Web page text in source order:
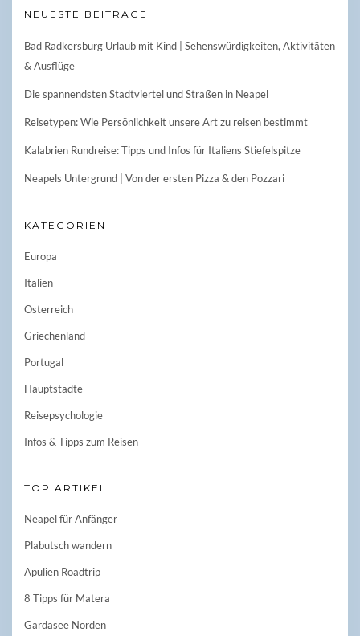
NEUESTE BEITRÄGE
Bad Radkersburg Urlaub mit Kind | Sehenswürdigkeiten, Aktivitäten
& Ausflüge
Die spannendsten Stadtviertel und Straßen in Neapel
Reisetypen: Wie Persönlichkeit unsere Art zu reisen bestimmt
Kalabrien Rundreise: Tipps und Infos für Italiens Stiefelspitze
Neapels Untergrund | Von der ersten Pizza & den Pozzari
KATEGORIEN
Europa
Italien
Österreich
Griechenland
Portugal
Hauptstädte
Reisepsychologie
Infos & Tipps zum Reisen
TOP ARTIKEL
Neapel für Anfänger
Plabutsch wandern
Apulien Roadtrip
8 Tipps für Matera
Gardasee Norden